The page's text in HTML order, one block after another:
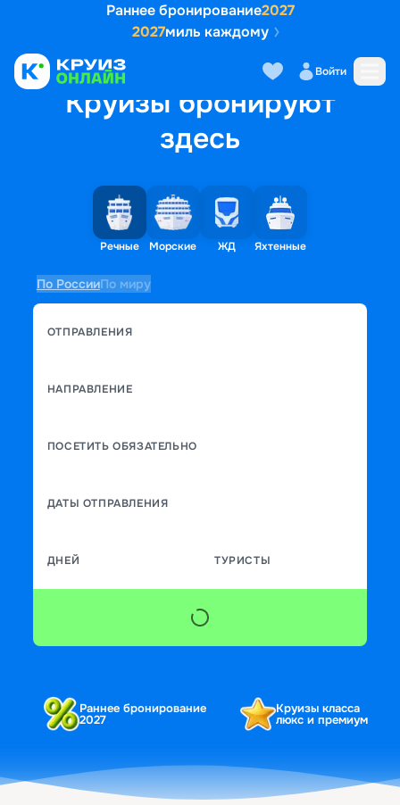
Раннее бронирование2027
2027миль каждому
Войти
Круизы бронируют
здесь
Речные Морские ЖД Яхтенные
По РоссииПо миру
ОТПРАВЛЕНИЯ
НАПРАВЛЕНИЕ
ПОСЕТИТЬ ОБЯЗАТЕЛЬНО
ДАТЫ ОТПРАВЛЕНИЯ
ДНЕЙ ТУРИСТЫ
Раннее бронирование
2027
Круизы класса
люкс и премиум